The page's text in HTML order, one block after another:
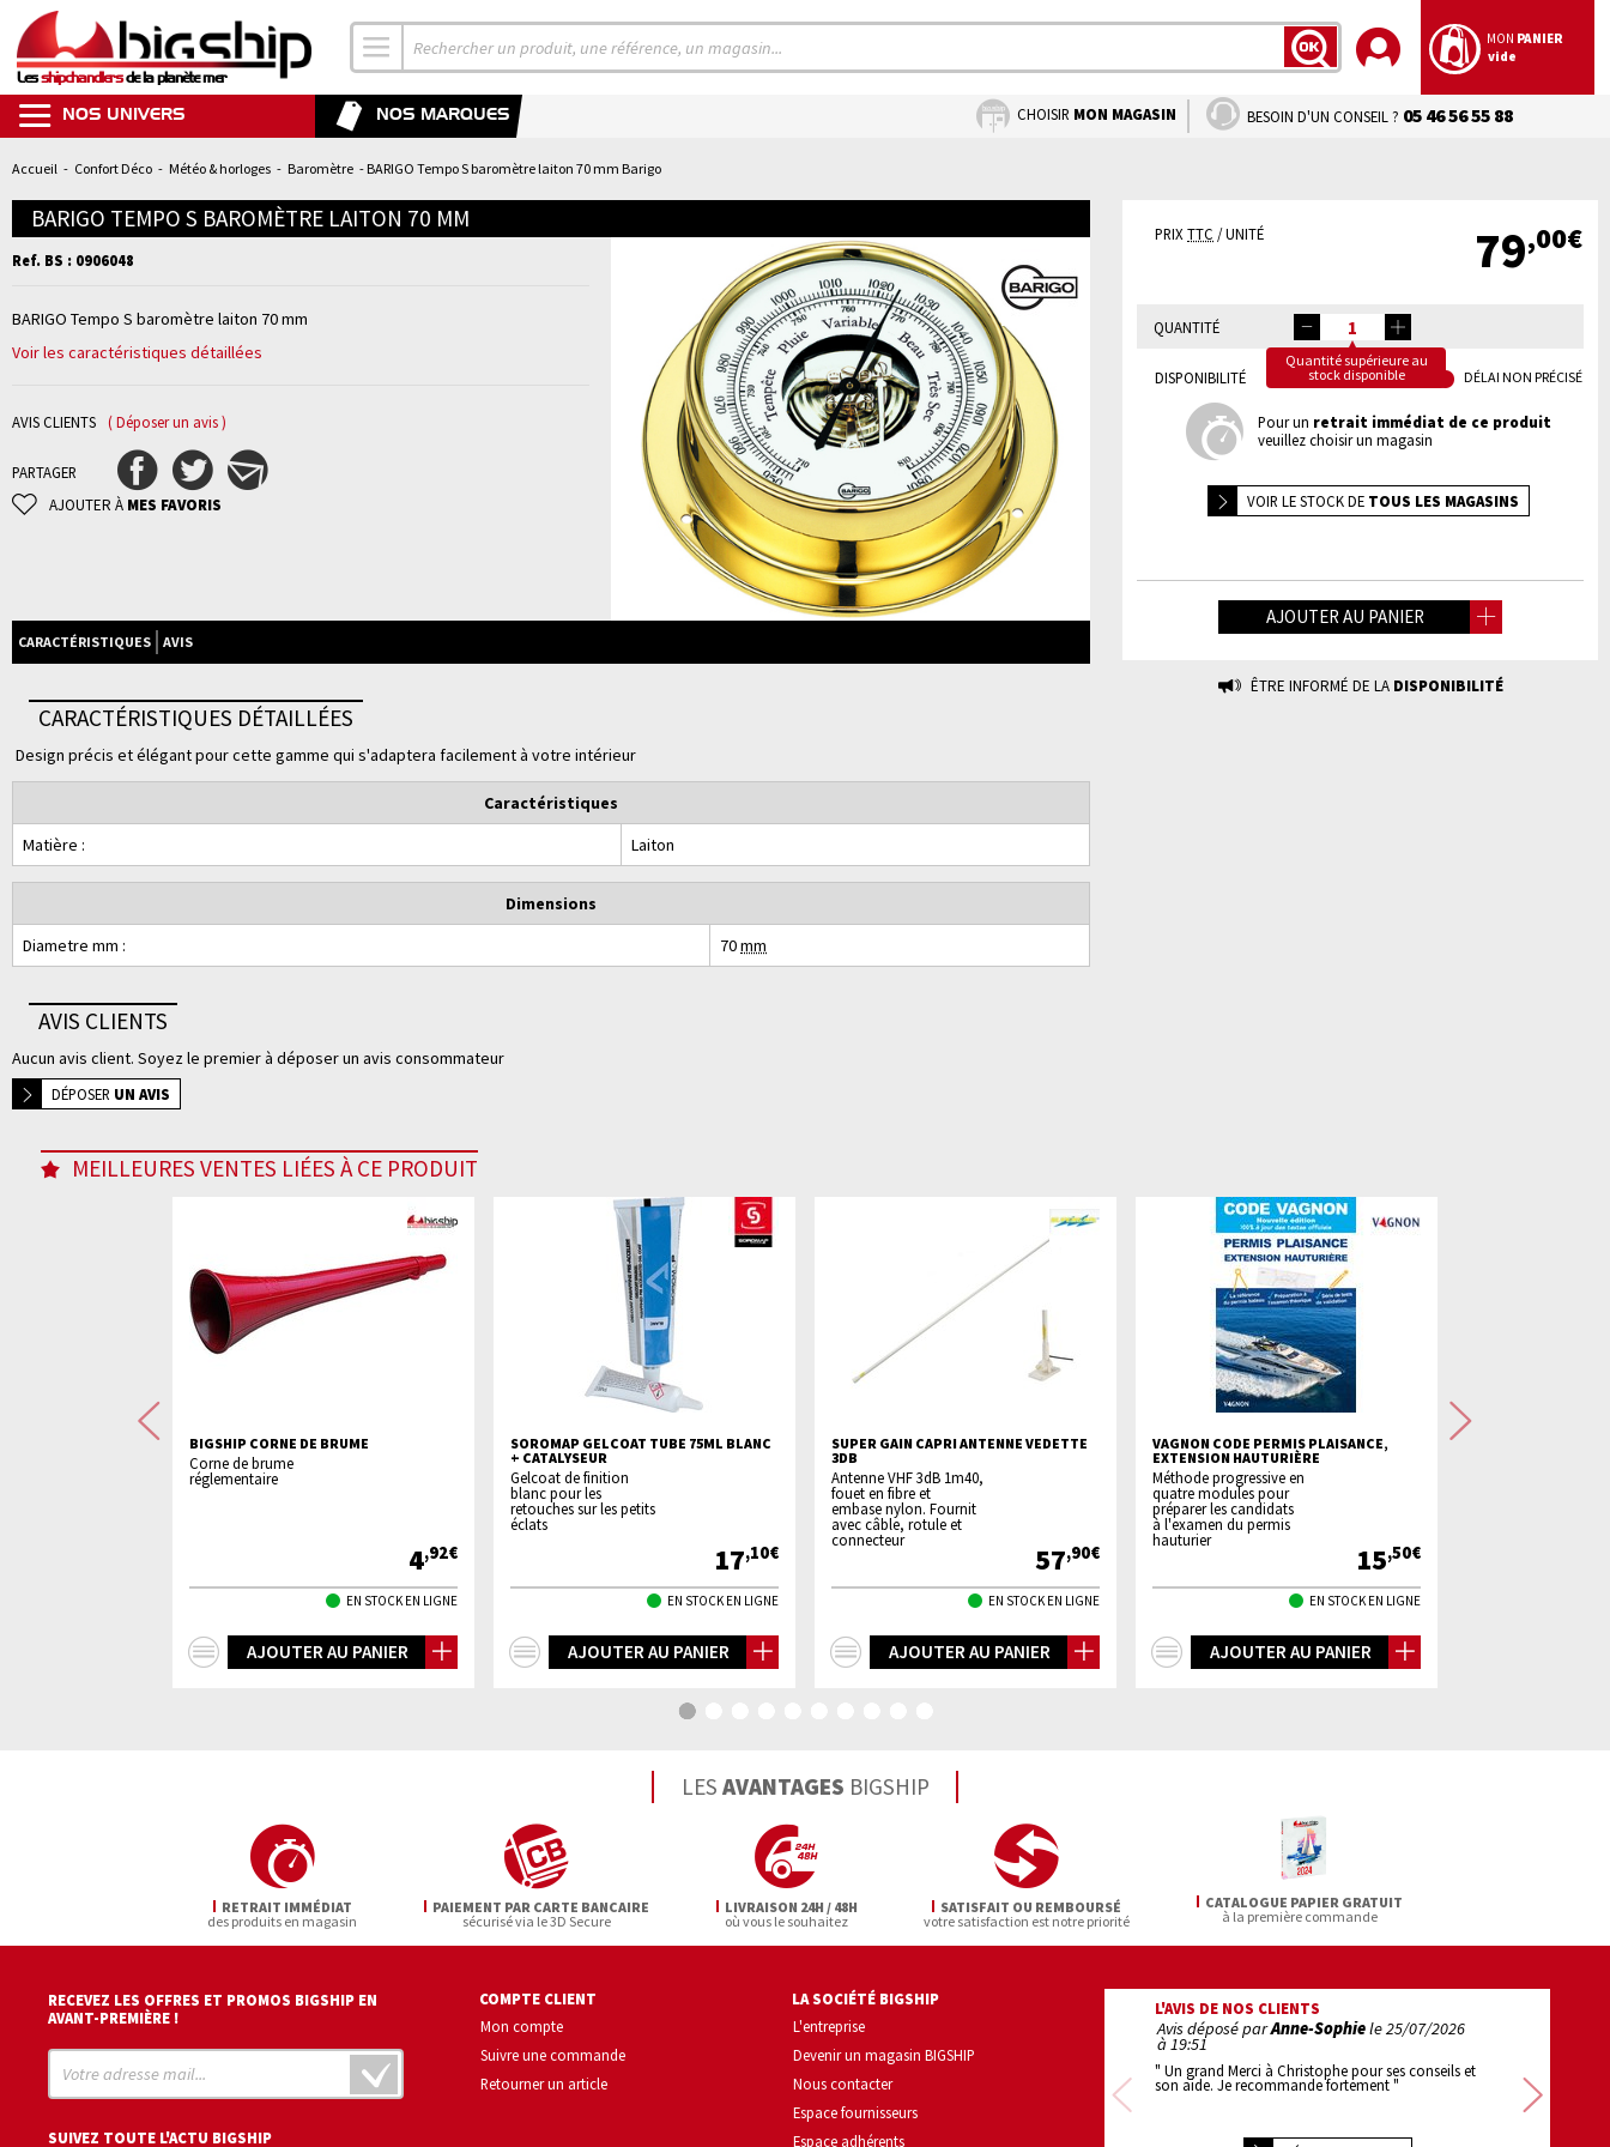
Lesshipchandlersde la planète mer
LANCER
MON PANIER
vide
NOS UNIVERS NOS MARQUES CHOISIR MON MAGASIN BESOIN D'UN CONSEIL ? 05 46 56 55 88
Accueil - Confort Déco - Météo & horloges - Baromètre - BARIGO Tempo S baromètre laiton 70 mm Barigo
BARIGO TEMPO S BAROMÈTRE LAITON 70 MM
PRIXTTC / UNITÉ 79,00€
QUANTITÉ
Quantité supérieure au
stock disponible
DISPONIBILITÉ DÉLAI NON PRÉCISÉ
Pour un retrait immédiat de ce produit
veuillez choisir un magasin
VOIR LESTOCK DE TOUS LES MAGASINS
AJOUTER AU PANIER
ÊTRE INFORMÉ DE LA DISPONIBILITÉ
Ref. BS : 0906048
BARIGO Tempo S baromètre laiton 70 mm
Voir les caractéristiques détaillées
AVIS CLIENTS ( Déposer un avis )
PARTAGER
AJOUTER À MES FAVORIS
CARACTÉRISTIQUES AVIS
CARACTÉRISTIQUES DÉTAILLÉES
Design précis et élégant pour cette gamme qui s'adaptera facilement à votre intérieur
Caractéristiques
Matière :
Laiton
Dimensions
Diametre mm :
70mm
AVIS CLIENTS
Aucun avis client. Soyez le premier à déposer un avis consommateur
DÉPOSER UN AVIS
MEILLEURES VENTES LIÉES À CE PRODUIT
BIGSHIP CORNE DE BRUME
Corne de brume
réglementaire
4,92€
EN STOCK EN LIGNE
AJOUTER AU PANIER
SOROMAP GELCOAT TUBE 75ML BLANC
+ CATALYSEUR
Gelcoat de finition
blanc pour les
retouches sur les petits
éclats
17,10€
EN STOCK EN LIGNE
AJOUTER AU PANIER
SUPER GAIN CAPRI ANTENNE VEDETTE
3DB
Antenne VHF 3dB 1m40,
fouet en fibre et
embase nylon. Fournit
avec câble, rotule et
connecteur
57,90€
EN STOCK EN LIGNE
AJOUTER AU PANIER
VAGNON CODE PERMIS PLAISANCE,
EXTENSION HAUTURIÈRE
Méthode progressive en
quatre modules pour
préparer les candidats
à l'examen du permis
hauturier
15,50€
EN STOCK EN LIGNE
AJOUTER AU PANIER
LES AVANTAGES BIGSHIP
RETRAIT IMMÉDIAT
des produits en magasin
PAIEMENT PAR CARTE BANCAIRE
sécurisé via le 3D Secure
LIVRAISON 24H / 48H
où vous le souhaitez
SATISFAIT OU REMBOURSÉ
votre satisfaction est notre priorité
CATALOGUE PAPIER GRATUIT
à la première commande
RECEVEZ LES OFFRES ET PROMOS BIGSHIP EN
AVANT-PREMIÈRE !
SUIVEZ TOUTE L'ACTU BIGSHIP
COMPTE CLIENT
Mon compte
Suivre une commande
Retourner un article
LA SOCIÉTÉ BIGSHIP
L'entreprise
Devenir un magasin BIGSHIP
Nous contacter
Espace fournisseurs
Espace adhérents
L'AVIS DE NOS CLIENTS
Précédente
Avis déposé parAnne-Sophiele25/07/2026
à 19:51
" Un grand Merci à Christophe pour ses conseils et
son aide. Je recommande fortement " efficace . bravo "